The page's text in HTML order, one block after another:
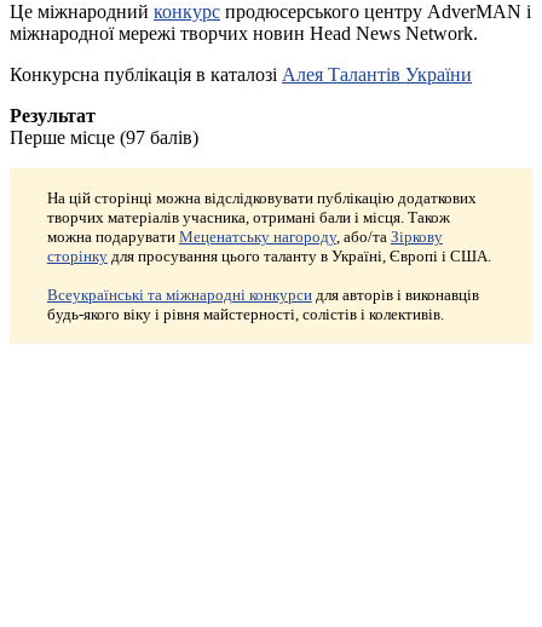
Це міжнародний конкурс продюсерського центру AdverMAN і
міжнародної мережі творчих новин Head News Network.
Конкурсна публікація в каталозі Алея Талантів України
Результат
Перше місце (97 балів)
На цій сторінці можна відслідковувати публікацію додаткових
творчих матеріалів учасника, отримані бали і місця. Також
можна подарувати Меценатську нагороду, або/та Зіркову
сторінкудля просування цього таланту в Україні, Європі і США.
Всеукраїнські та міжнародні конкурсидля авторів і виконавців
будь-якого віку і рівня майстерності, солістів і колективів.